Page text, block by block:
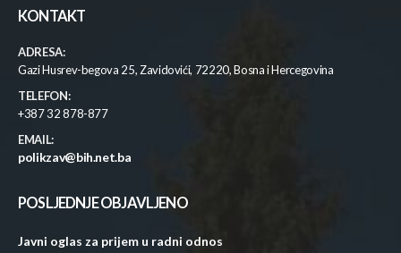
KONTAKT
ADRESA:
Gazi Husrev-begova 25, Zavidovići, 72220, Bosna i Hercegovina
TELEFON:
+387 32 878-877
EMAIL:
polikzav@bih.net.ba
POSLJEDNJE OBJAVLJENO
Javni oglas za prijem u radni odnos